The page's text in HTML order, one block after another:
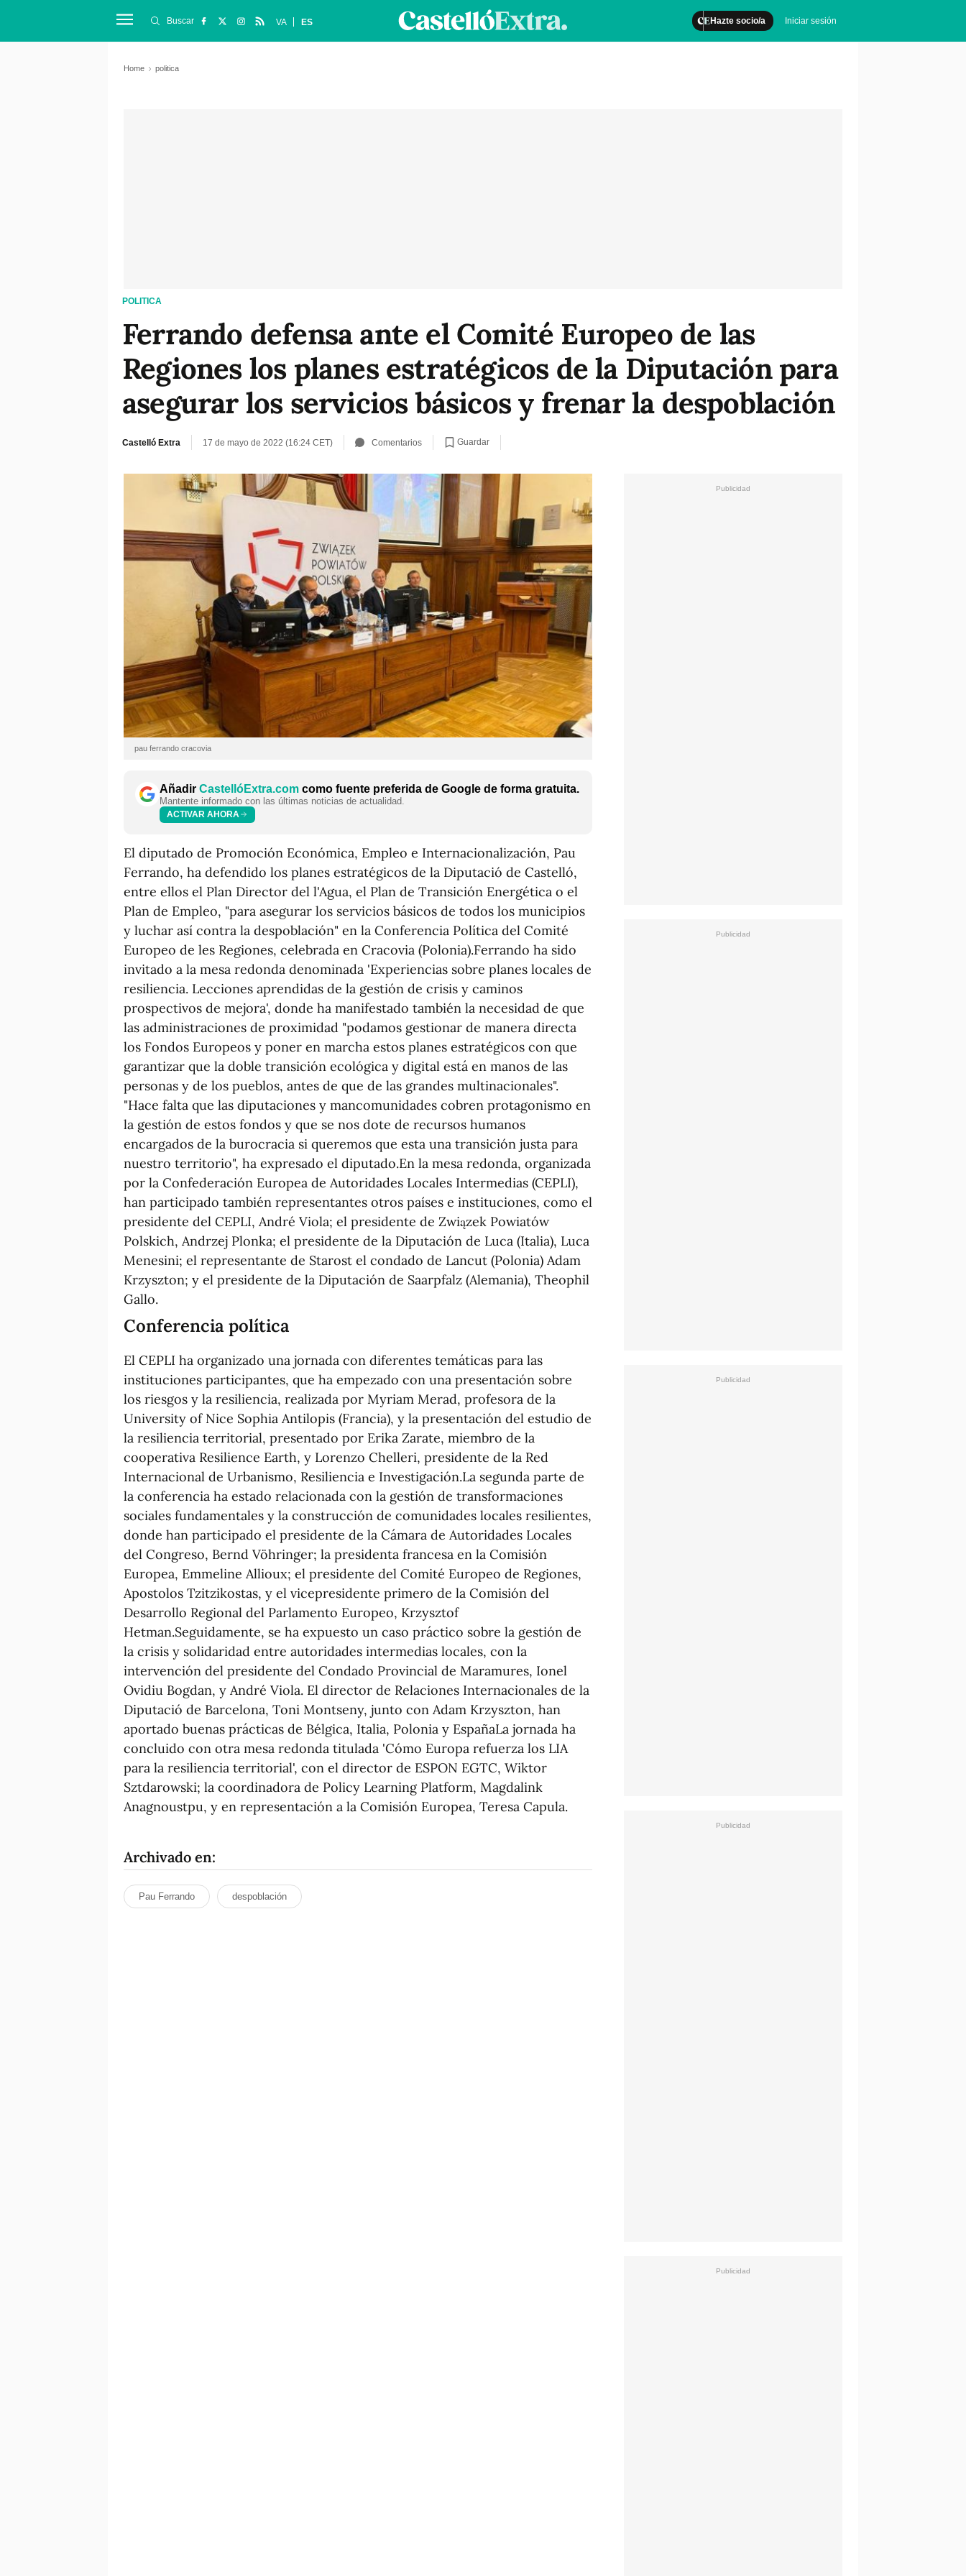
Hazte socio/a Iniciar sesión
Buscar VA ES
Home politica
POLITICA
Ferrando defensa ante el Comité Europeo de las
Regiones los planes estratégicos de la Diputación para
asegurar los servicios básicos y frenar la despoblación
Castelló Extra 17 de mayo de 2022 (16:24 CET) Comentarios Guardar
pau ferrando cracovia
Añadir CastellóExtra.com como fuente preferida de Google de forma gratuita.
Mantente informado con las últimas noticias de actualidad.
ACTIVAR AHORA
El diputado de Promoción Económica, Empleo e Internacionalización, Pau
Ferrando, ha defendido los planes estratégicos de la Diputació de Castelló,
entre ellos el Plan Director del l'Agua, el Plan de Transición Energética o el
Plan de Empleo, "para asegurar los servicios básicos de todos los municipios
y luchar así contra la despoblación" en la Conferencia Política del Comité
Europeo de les Regiones, celebrada en Cracovia (Polonia).Ferrando ha sido
invitado a la mesa redonda denominada 'Experiencias sobre planes locales de
resiliencia. Lecciones aprendidas de la gestión de crisis y caminos
prospectivos de mejora', donde ha manifestado también la necesidad de que
las administraciones de proximidad "podamos gestionar de manera directa
los Fondos Europeos y poner en marcha estos planes estratégicos con que
garantizar que la doble transición ecológica y digital está en manos de las
personas y de los pueblos, antes de que de las grandes multinacionales".
"Hace falta que las diputaciones y mancomunidades cobren protagonismo en
la gestión de estos fondos y que se nos dote de recursos humanos
encargados de la burocracia si queremos que esta una transición justa para
nuestro territorio", ha expresado el diputado.En la mesa redonda, organizada
por la Confederación Europea de Autoridades Locales Intermedias (CEPLI),
han participado también representantes otros países e instituciones, como el
presidente del CEPLI, André Viola; el presidente de Związek Powiatów
Polskich, Andrzej Plonka; el presidente de la Diputación de Luca (Italia), Luca
Menesini; el representante de Starost el condado de Lancut (Polonia) Adam
Krzyszton; y el presidente de la Diputación de Saarpfalz (Alemania), Theophil
Gallo.
Conferencia política
El CEPLI ha organizado una jornada con diferentes temáticas para las
instituciones participantes, que ha empezado con una presentación sobre
los riesgos y la resiliencia, realizada por Myriam Merad, profesora de la
University of Nice Sophia Antilopis (Francia), y la presentación del estudio de
la resiliencia territorial, presentado por Erika Zarate, miembro de la
cooperativa Resilience Earth, y Lorenzo Chelleri, presidente de la Red
Internacional de Urbanismo, Resiliencia e Investigación.La segunda parte de
la conferencia ha estado relacionada con la gestión de transformaciones
sociales fundamentales y la construcción de comunidades locales resilientes,
donde han participado el presidente de la Cámara de Autoridades Locales
del Congreso, Bernd Vöhringer; la presidenta francesa en la Comisión
Europea, Emmeline Allioux; el presidente del Comité Europeo de Regiones,
Apostolos Tzitzikostas, y el vicepresidente primero de la Comisión del
Desarrollo Regional del Parlamento Europeo, Krzysztof
Hetman.Seguidamente, se ha expuesto un caso práctico sobre la gestión de
la crisis y solidaridad entre autoridades intermedias locales, con la
intervención del presidente del Condado Provincial de Maramures, Ionel
Ovidiu Bogdan, y André Viola. El director de Relaciones Internacionales de la
Diputació de Barcelona, Toni Montseny, junto con Adam Krzyszton, han
aportado buenas prácticas de Bélgica, Italia, Polonia y EspañaLa jornada ha
concluido con otra mesa redonda titulada 'Cómo Europa refuerza los LIA
para la resiliencia territorial', con el director de ESPON EGTC, Wiktor
Sztdarowski; la coordinadora de Policy Learning Platform, Magdalink
Anagnoustpu, y en representación a la Comisión Europea, Teresa Capula.
Archivado en:
Pau Ferrando despoblación